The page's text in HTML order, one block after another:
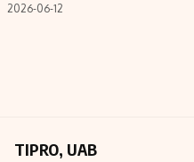
Saulės elektrinės
Redakcija
2026-06-12
TIPRO, UAB